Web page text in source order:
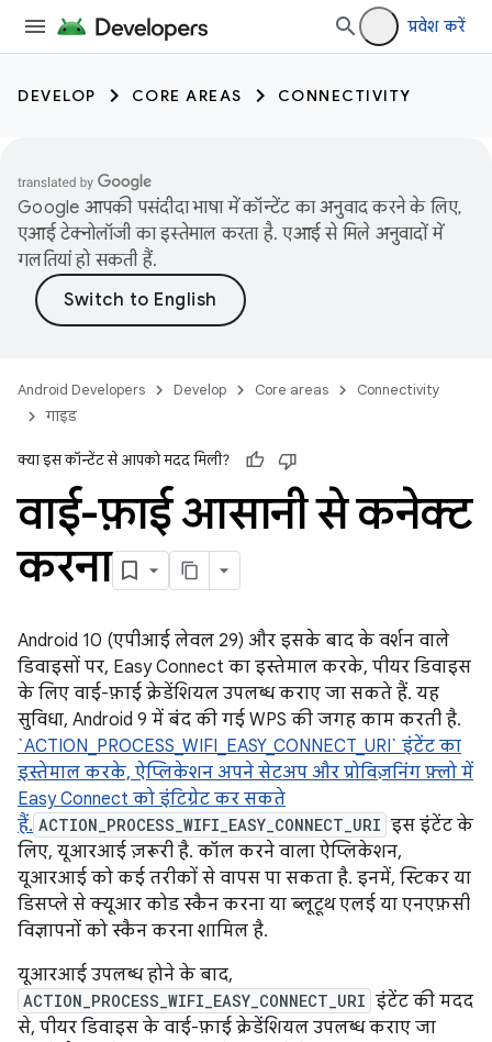
प्रवेश करें
DEVELOP CORE AREAS CONNECTIVITY
Google आपकी पसंदीदा भाषा में कॉन्टेंट का अनुवाद करने के लिए,
एआई टेक्नोलॉजी का इस्तेमाल करता है. एआई से मिले अनुवादों में
गलतियां हो सकती हैं.
Android Developers Develop Core areas
Connectivity
गाइड
क्या इस कॉन्टेंट से आपको मदद मिली?
वाई-फ़ाई आसानी से कनेक्ट
करना
Android 10 (एपीआई लेवल 29) और इसके बाद के वर्शन वाले
डिवाइसों पर, Easy Connect का इस्तेमाल करके, पीयर डिवाइस
के लिए वाई-फ़ाई क्रेडेंशियल उपलब्ध कराए जा सकते हैं. यह
सुविधा, Android 9 में बंद की गई WPS की जगह काम करती है.
`ACTION_PROCESS_WIFI_EASY_CONNECT_URI` इंटेंट का
इस्तेमाल करके, ऐप्लिकेशन अपने सेटअप और प्रोविज़निंग फ़्लो में
Easy Connect को इंटिग्रेट कर सकते
हैं. ACTION_PROCESS_WIFI_EASY_CONNECT_URI इस इंटेंट के
लिए, यूआरआई ज़रूरी है. कॉल करने वाला ऐप्लिकेशन,
यूआरआई को कई तरीकों से वापस पा सकता है. इनमें, स्टिकर या
डिसप्ले से क्यूआर कोड स्कैन करना या ब्लूटूथ एलई या एनएफ़सी
विज्ञापनों को स्कैन करना शामिल है.
यूआरआई उपलब्ध होने के बाद,
ACTION_PROCESS_WIFI_EASY_CONNECT_URI इंटेंट की मदद
से, पीयर डिवाइस के वाई-फ़ाई क्रेडेंशियल उपलब्ध कराए जा